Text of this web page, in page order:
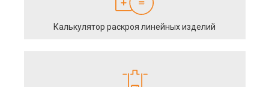
Калькулятор раскроя линейных изделий